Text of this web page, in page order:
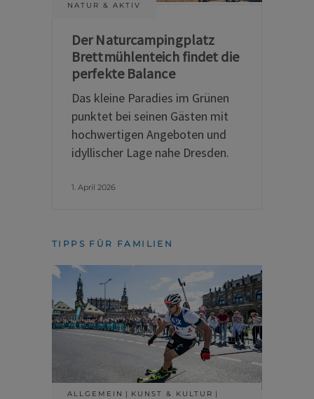
NATUR & AKTIV
Der Naturcampingplatz
Brettmühlenteich findet die
perfekte Balance
Das kleine Paradies im Grünen
punktet bei seinen Gästen mit
hochwertigen Angeboten und
idyllischer Lage nahe Dresden.
1. April 2026
TIPPS FÜR FAMILIEN
ALLGEMEIN
KUNST & KULTUR